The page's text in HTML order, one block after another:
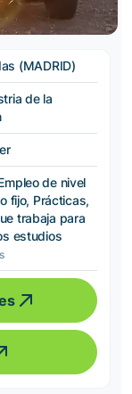
(MADRID)
de la
de nivel
fijo, Prácticas,
trabaja para
estudios